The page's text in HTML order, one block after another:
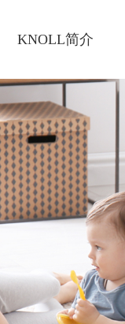
KNOLL简介